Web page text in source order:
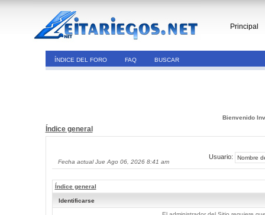
Principal
ÍNDICE DEL FORO FAQ BUSCAR
Bienvenido
Índice general
Fecha actual Jue Ago 06, 2026 8:41 am
Usuario:
Índice general
Identificarse